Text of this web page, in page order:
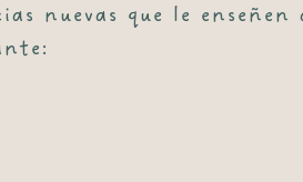
nuevas que le